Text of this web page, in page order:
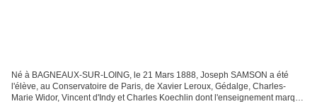
Né à BAGNEAUX-SUR-LOING, le 21 Mars 1888, Joseph SAMSON a été
l'élève, au Conservatoire de Paris, de Xavier Leroux, Gédalge, Charles-
Marie Widor, Vincent d'Indy et Charles Koechlin dont l'enseignement marqua